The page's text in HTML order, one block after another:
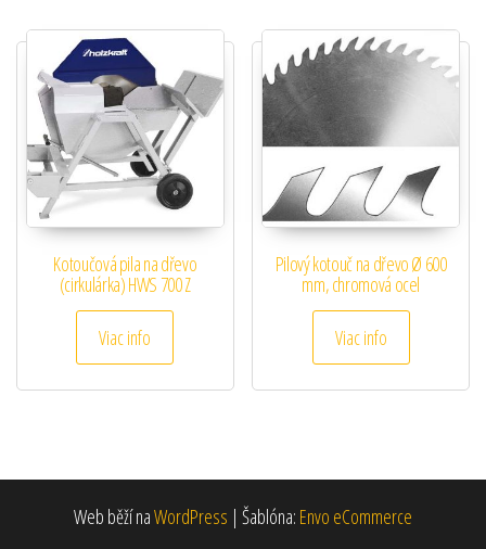
Kotoučová pila na dřevo
(cirkulárka) HWS 700 Z
Viac info
Pilový kotouč na dřevo Ø 600
mm, chromová ocel
Viac info
Web běží naWordPress | Šablóna: Envo eCommerce